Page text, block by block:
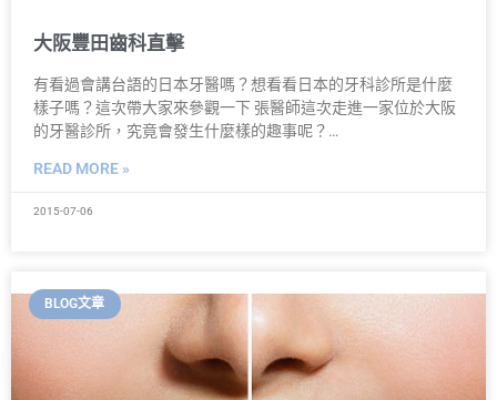
大阪豐田齒科直擊
有看過會講台語的日本牙醫嗎？想看看日本的牙科診所是什麼
樣子嗎？這次帶大家來參觀一下 張醫師這次走進一家位於大阪
的牙醫診所，究竟會發生什麼樣的趣事呢？…
READ MORE »
2015-07-06
BLOG文章